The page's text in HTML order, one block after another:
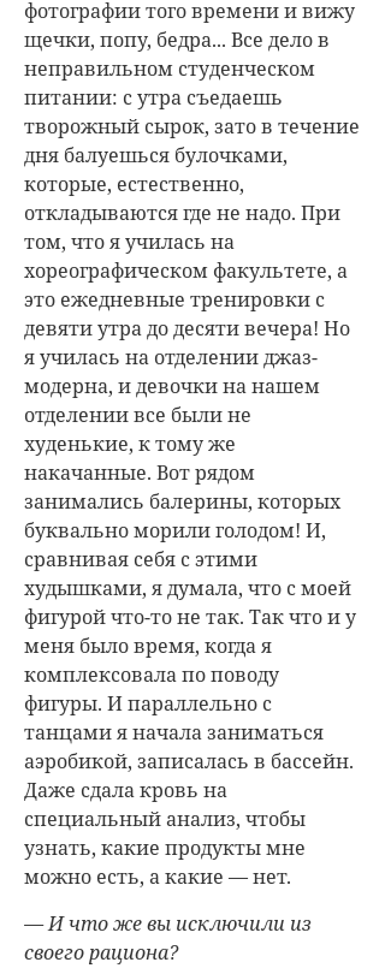
фотографии того времени и вижу
щечки, попу, бедра... Все дело в
неправильном студенческом
питании: с утра съедаешь
творожный сырок, зато в течение
дня балуешься булочками,
которые, естественно,
откладываются где не надо. При
том, что я училась на
хореографическом факультете, а
это ежедневные тренировки с
девяти утра до десяти вечера! Но
я училась на отделении джаз-
модерна, и девочки на нашем
отделении все были не
худенькие, к тому же
накачанные. Вот рядом
занимались балерины, которых
буквально морили голодом! И,
сравнивая себя с этими
худышками, я думала, что с моей
фигурой что-то не так. Так что и у
меня было время, когда я
комплексовала по поводу
фигуры. И параллельно с
танцами я начала заниматься
аэробикой, записалась в бассейн.
Даже сдала кровь на
специальный анализ, чтобы
узнать, какие продукты мне
можно есть, а какие — нет.
— И что же вы исключили из
своего рациона?